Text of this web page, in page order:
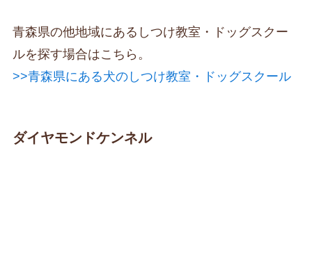
青森県の他地域にあるしつけ教室・ドッグスクー
ルを探す場合はこちら。
>>青森県にある犬のしつけ教室・ドッグスクール
ダイヤモンドケンネル